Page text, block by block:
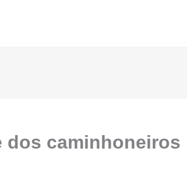
dos caminhoneiros